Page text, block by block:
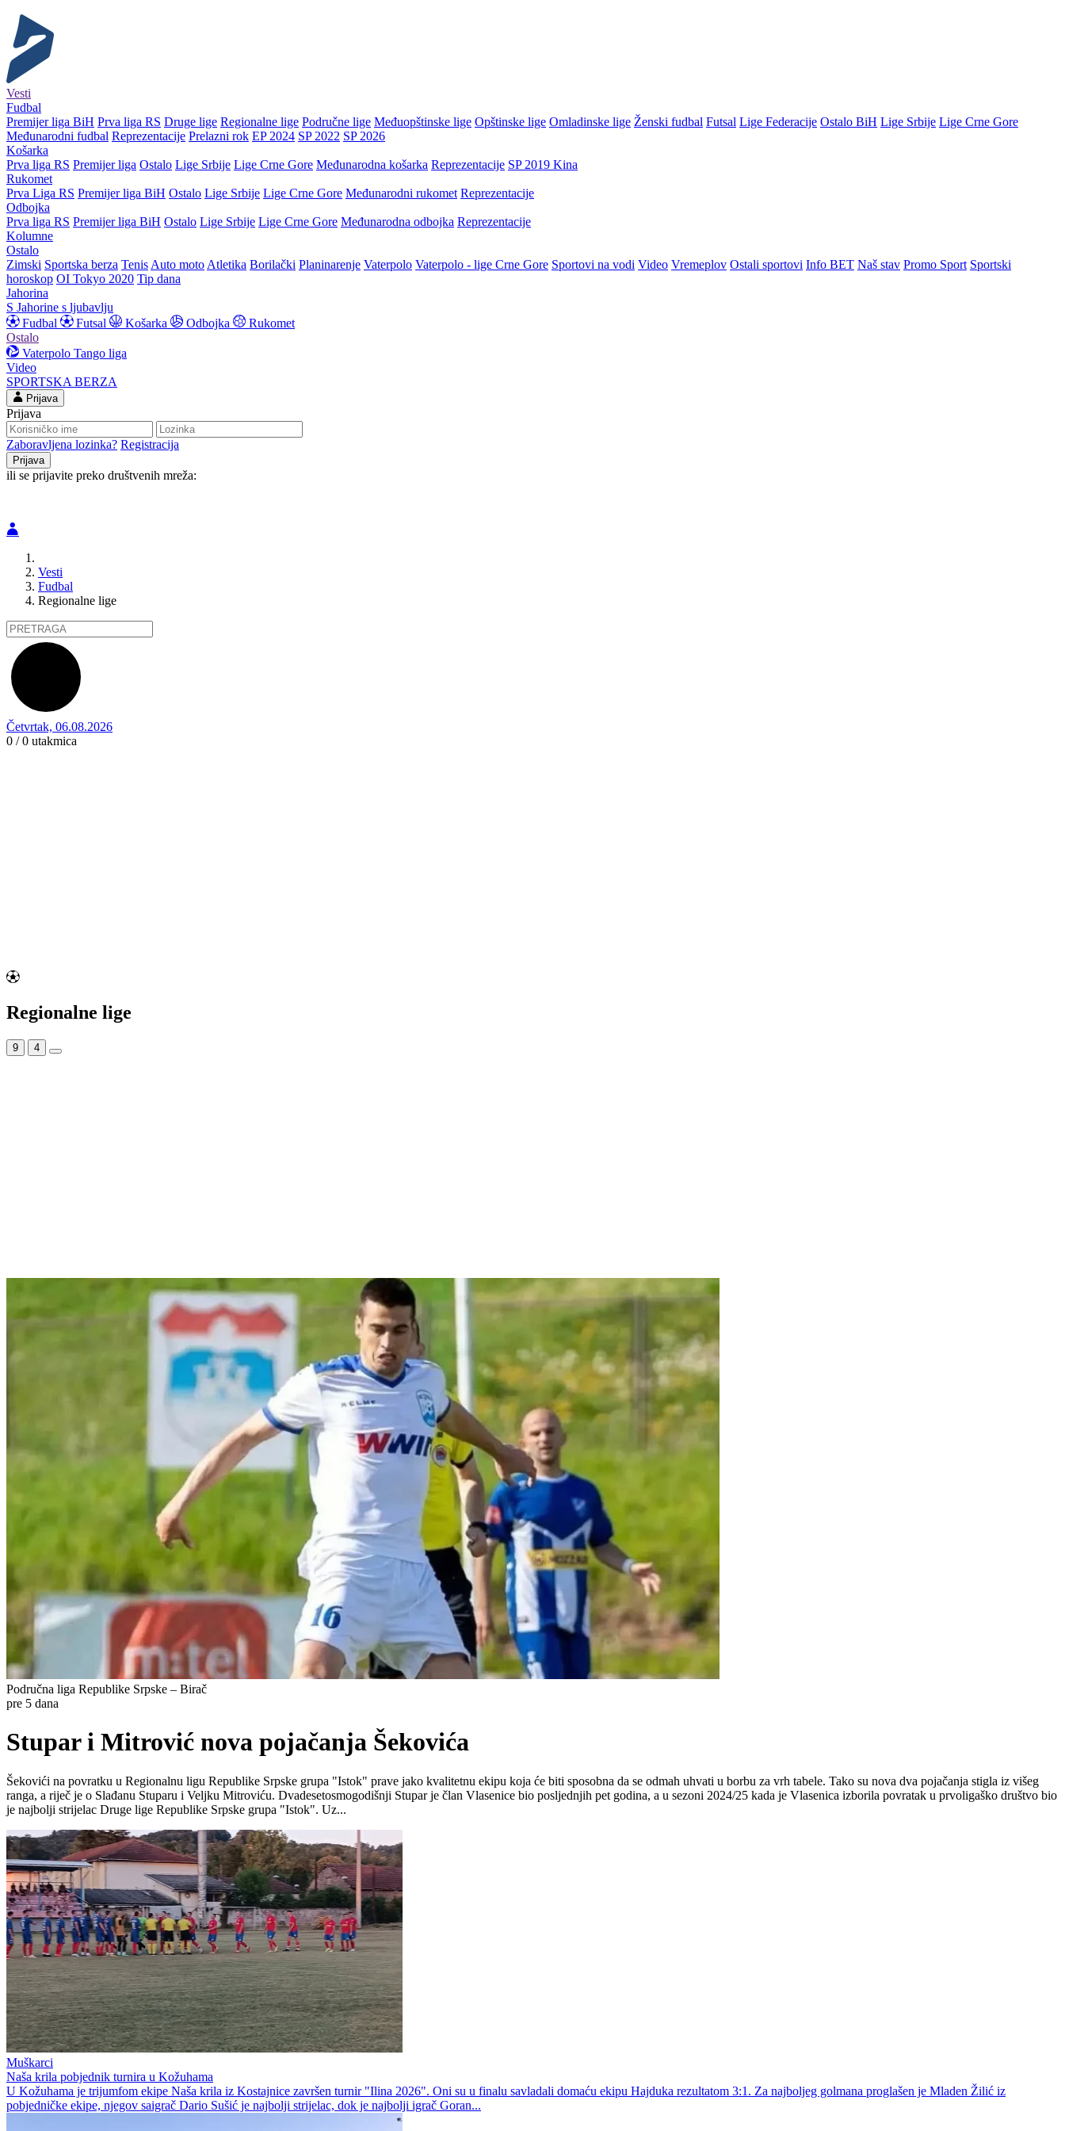
Vesti
Fudbal
Premijer liga BiH Prva liga RS Druge lige Regionalne lige Područne lige Međuopštinske lige Opštinske lige Omladinske lige Ženski fudbal Futsal Lige Federacije Ostalo BiH Lige Srbije Lige Crne Gore
Međunarodni fudbal Reprezentacije Prelazni rok EP 2024 SP 2022 SP 2026
Košarka
Prva liga RS Premijer liga Ostalo Lige Srbije Lige Crne Gore Međunarodna košarka Reprezentacije SP 2019 Kina
Rukomet
Prva Liga RS Premijer liga BiH Ostalo Lige Srbije Lige Crne Gore Međunarodni rukomet Reprezentacije
Odbojka
Prva liga RS Premijer liga BiH Ostalo Lige Srbije Lige Crne Gore Međunarodna odbojka Reprezentacije
Kolumne
Ostalo
Zimski Sportska berza Tenis Auto moto Atletika Borilački Planinarenje Vaterpolo Vaterpolo - lige Crne Gore Sportovi na vodi Video Vremeplov Ostali sportovi Info BET Naš stav Promo Sport Sportski
horoskop OI Tokyo 2020 Tip dana
Jahorina
S Jahorine s ljubavlju
Fudbal
Futsal Košarka Odbojka
Rukomet
Ostalo
Vaterpolo Tango liga
Video
SPORTSKA BERZA
Prijava
Prijava
Zaboravljena lozinka? Registracija
ili se prijavite preko društvenih mreža:
Vesti
Fudbal
Regionalne lige
Četvrtak, 06.08.2026
0 / 0 utakmica
Regionalne lige
9 4
Područna liga Republike Srpske – Birač
pre 5 dana
Stupar i Mitrović nova pojačanja Šekovića
Šekovići na povratku u Regionalnu ligu Republike Srpske grupa "Istok" prave jako kvalitetnu ekipu koja će biti sposobna da se odmah uhvati u borbu za vrh tabele. Tako su nova dva pojačanja stigla iz višeg
ranga, a riječ je o Slađanu Stuparu i Veljku Mitroviću. Dvadesetosmogodišnji Stupar je član Vlasenice bio posljednjih pet godina, a u sezoni 2024/25 kada je Vlasenica izborila povratak u prvoligaško društvo bio
je najbolji strijelac Druge lige Republike Srpske grupa "Istok". Uz...
Muškarci
Naša krila pobjednik turnira u Kožuhama
U Kožuhama je trijumfom ekipe Naša krila iz Kostajnice završen turnir "Ilina 2026". Oni su u finalu savladali domaću ekipu Hajduka rezultatom 3:1. Za najboljeg golmana proglašen je Mladen Žilić iz
pobjedničke ekipe, njegov saigrač Dario Sušić je najbolji strijelac, dok je najbolji igrač Goran...